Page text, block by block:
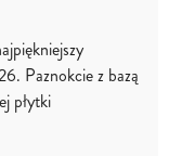
Paznokcie z bazą
płytki